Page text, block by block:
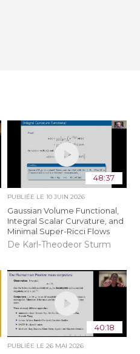
48:37
PUBLIÉE LE 10 JUIN 2026
Gaussian Volume Functional,
Integral Scalar Curvature, and
Minimal Super-Ricci Flows
De Karl-Theodeor Sturm
40:18
PUBLIÉE LE 26 MAI 2026